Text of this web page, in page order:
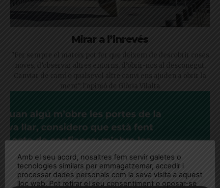
Mirar a l’inrevés
"Fer sempre el mateix pot fer que deixem de descobrir coses
noves, d’observar altres entorns, d’obrir-nos al desconegut.
Canviar de camí o qualsevol altre canvi ens ajuden a obrir la
ment": l'opinió de Glòria Vilalta
Amb el seu acord, nosaltres fem servir galetes o
tecnologies similars per emmagatzemar, accedir i
processar dades personals com la seva visita a aquest
lloc web. Pot retirar el seu consentiment o oposar-se